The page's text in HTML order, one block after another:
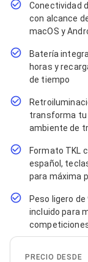
Pinzas
Probadores de
Cortadoras de
Protectores para
Cables para
Bobinas
Cableado
Sujetadores de
Cinchos
Adaptadores
Adaptadores PC
Adaptadores PC
Adaptadores PC
Adaptadores PC
Adaptadores PC
Adaptadores PC
Bluetooth
Adaptadores
Adaptadores
Divisores de
Adaptadores
Conectividad
con alcance
macOS y
Batería
horas y
de tiempo
transforma tu
ambiente de
Formato TKL
español,
para máxima
Peso ligero
incluido para
PRECIO DESDE